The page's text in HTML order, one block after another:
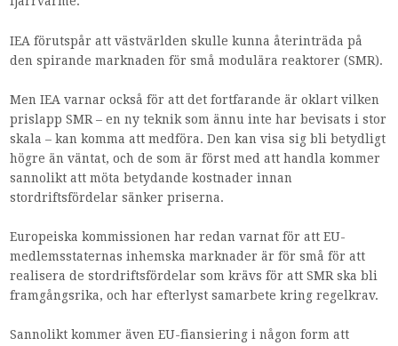
IEA förutspår att västvärlden skulle kunna återinträda på
den spirande marknaden för små modulära reaktorer (SMR).
Men IEA varnar också för att det fortfarande är oklart vilken
prislapp SMR – en ny teknik som ännu inte har bevisats i stor
skala – kan komma att medföra. Den kan visa sig bli betydligt
högre än väntat, och de som är först med att handla kommer
sannolikt att möta betydande kostnader innan
stordriftsfördelar sänker priserna.
Europeiska kommissionen har redan varnat för att EU-
medlemsstaternas inhemska marknader är för små för att
realisera de stordriftsfördelar som krävs för att SMR ska bli
framgångsrika, och har efterlyst samarbete kring regelkrav.
Sannolikt kommer även EU-fiansiering i någon form att